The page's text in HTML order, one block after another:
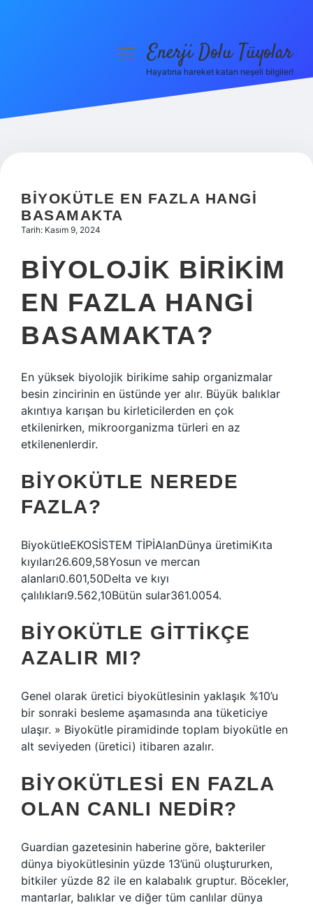
Hakkımızda
menüyüEnerji Dolu Tüyolar
Hayatına hareket katan neşeli bilgiler!
BIYOKÜTLE EN FAZLA HANGI
BASAMAKTA
Tarih: Kasım 9, 2024
BIYOLOJIK BIRIKIM
EN FAZLA HANGI
BASAMAKTA?
En yüksek biyolojik birikime sahip organizmalar
besin zincirinin en üstünde yer alır. Büyük balıklar
akıntıya karışan bu kirleticilerden en çok
etkilenirken, mikroorganizma türleri en az
etkilenenlerdir.
BIYOKÜTLE NEREDE
FAZLA?
BiyokütleEKOSİSTEM TİPİAlanDünya üretimiKıta
kıyıları26.609,58Yosun ve mercan
alanları0.601,50Delta ve kıyı
çalılıkları9.562,10Bütün sular361.0054.
BIYOKÜTLE GITTIKÇE
AZALIR MI?
Genel olarak üretici biyokütlesinin yaklaşık %10’u
bir sonraki besleme aşamasında ana tüketiciye
ulaşır. » Biyokütle piramidinde toplam biyokütle en
alt seviyeden (üretici) itibaren azalır.
BIYOKÜTLESI EN FAZLA
OLAN CANLI NEDIR?
Guardian gazetesinin haberine göre, bakteriler
dünya biyokütlesinin yüzde 13’ünü oluştururken,
bitkiler yüzde 82 ile en kalabalık gruptur. Böcekler,
mantarlar, balıklar ve diğer tüm canlılar dünya